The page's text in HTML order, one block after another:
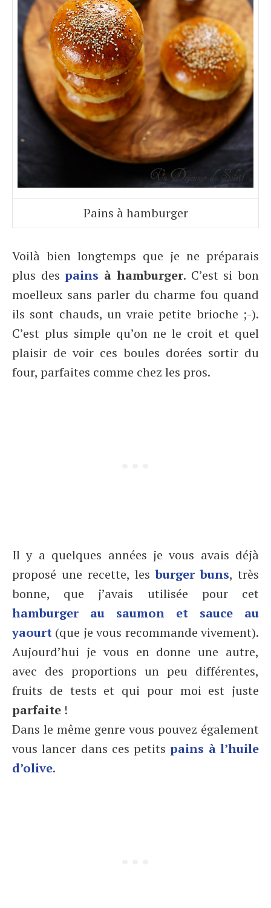
Pains à hamburger
Voilà bien longtemps que je ne préparais
plus despains à hamburger. C’est si bon
moelleux sans parler du charme fou quand
ils sont chauds, un vraie petite brioche ;-).
C’est plus simple qu’on ne le croit et quel
plaisir de voir ces boules dorées sortir du
four, parfaites comme chez les pros.
Il y a quelques années je vous avais déjà
proposé une recette, les burger buns, très
bonne, que j’avais utilisée pour cet
hamburger au saumon et sauce au
yaourt (que je vous recommande vivement).
Aujourd’hui je vous en donne une autre,
avec des proportions un peu différentes,
fruits de tests et qui pour moi est juste
parfaite !
Dans le même genre vous pouvez également
vous lancer dans ces petits pains à l’huile
d’olive.